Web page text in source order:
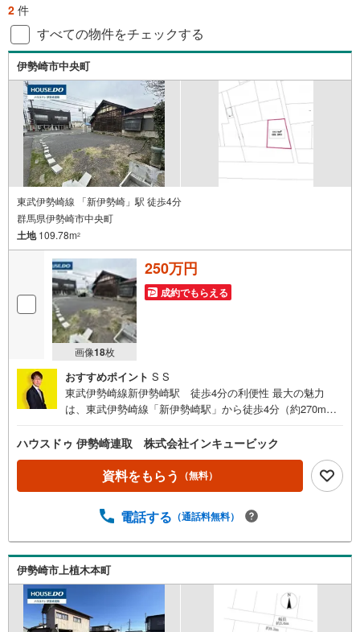
2 件
すべての物件をチェックする
伊勢崎市中央町
東武伊勢崎線 「新伊勢崎」駅 徒歩4分
群馬県伊勢崎市中央町
土地109.78m2
画像18枚
250万円
成約でもらえる
おすすめポイント S S
東武伊勢崎線新伊勢崎駅 徒歩4分の利便性 最大の魅力
は、東武伊勢崎線「新伊勢崎駅」から徒歩4分（約270m）
歩18分（約1、400m）でアクセスでき、2駅利用可能な交通
利便性を備えています！敷地面積は109.78m2（33.20
坪）。南側公道（幅員約14.4m）と東側公道（幅員約2.4
m）に面した、日当たり・開放感ともに良好な角地です 用
00％と土地を有効に活用いただけます。建築条件はござい
可能です。駅に近いため、住宅用地のほか駐車場用地とし
ての活用も適しています 周辺には、セブン・イレブン新伊
勢崎駅前店（徒歩7分） 、とりせん平和町店（徒歩8分）
、群馬銀行伊勢崎支店（徒歩5分） など、生活に必要な施
設が徒歩圏内に充実しています
ハウスドゥ 伊勢崎連取 株式会社インキュービック
資料をもらう （無料）
電話する （通話料無料）
伊勢崎市上植木本町